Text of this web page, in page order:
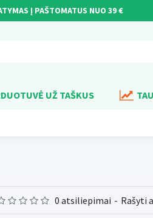
Į PAŠTOMATUS NUO 39 €
UŽ TAŠKUS
0 atsiliepimai - Rašyti